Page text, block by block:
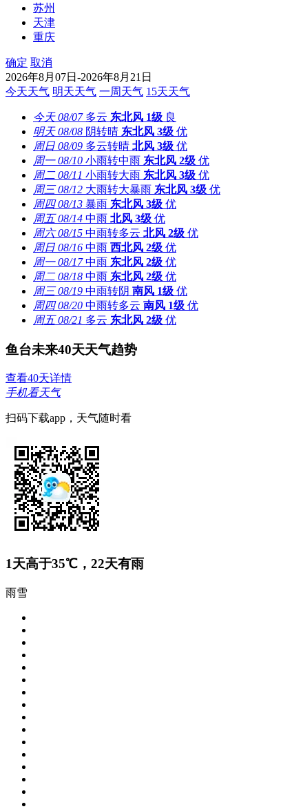
苏州
天津
重庆
确定 取消
2026年8月07日-2026年8月21日
今天天气 明天天气 一周天气 15天天气
今天 08/07 多云 东北风 1级 良
明天 08/08 阴转晴 东北风 3级 优
周日 08/09 多云转晴 北风 3级 优
周一 08/10 小雨转中雨 东北风 2级 优
周二 08/11 小雨转大雨 东北风 3级 优
周三 08/12 大雨转大暴雨 东北风 3级 优
周四 08/13 暴雨 东北风 3级 优
周五 08/14 中雨 北风 3级 优
周六 08/15 中雨转多云 北风 2级 优
周日 08/16 中雨 西北风 2级 优
周一 08/17 中雨 东北风 2级 优
周二 08/18 中雨 东北风 2级 优
周三 08/19 中雨转阴 南风 1级 优
周四 08/20 中雨转多云 南风 1级 优
周五 08/21 多云 东北风 2级 优
鱼台未来40天天气趋势
查看40天详情
手机看天气
扫码下载app，天气随时看
1天高于35℃， 22天有雨
雨雪